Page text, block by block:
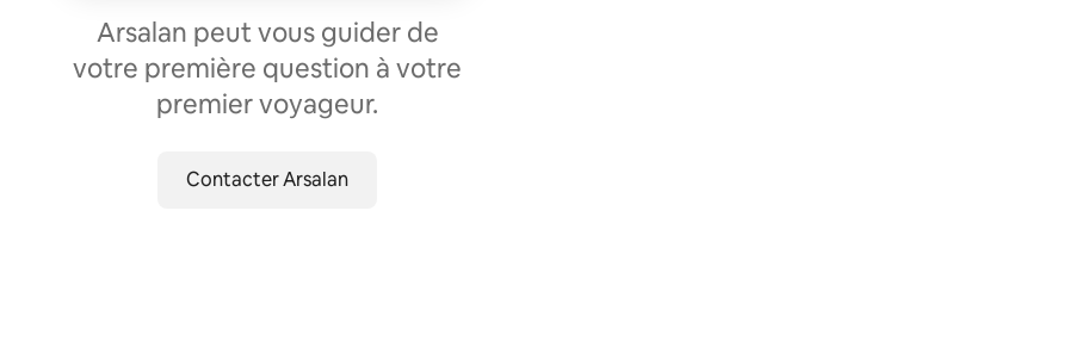
Arsalan peut vous guider de
votre première question à votre
premier voyageur.
Contacter Arsalan